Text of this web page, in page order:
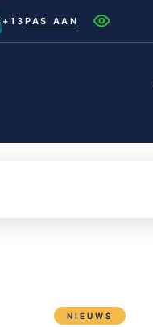
+13 PAS AAN
Netflix
NIEUWS